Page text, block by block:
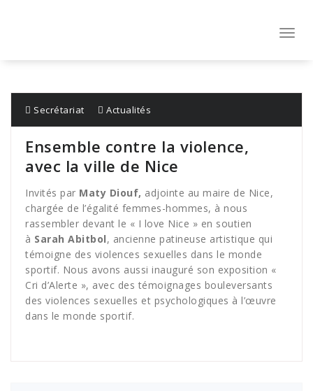
Secrétariat Actualités
Ensemble contre la violence,
avec la ville de Nice
Invités par Maty Diouf, adjointe au maire de Nice,
chargée de l’égalité femmes-hommes, à nous
rassembler devant le « I love Nice » en soutien
à Sarah Abitbol, ancienne patineuse artistique qui
témoigne des violences sexuelles dans le monde
sportif. Nous avons aussi inauguré son exposition «
Cri d’Alerte », avec des témoignages bouleversants
des violences sexuelles et psychologiques à l’œuvre
dans le monde sportif.